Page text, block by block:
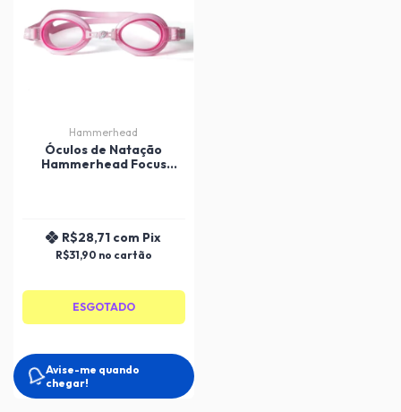
Hammerhead
Óculos de Natação
Hammerhead Focus
R$31,90
R$28,71 com Pix
ESGOTADO
Avise-me quando
chegar!